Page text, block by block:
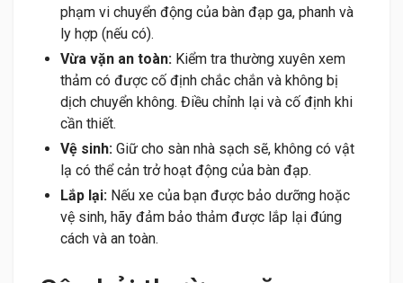
phạm vi chuyển động của bàn đạp ga, phanh và
ly hợp (nếu có).
Vừa vặn an toàn: Kiểm tra thường xuyên xem
thảm có được cố định chắc chắn và không bị
dịch chuyển không. Điều chỉnh lại và cố định khi
cần thiết.
Vệ sinh: Giữ cho sàn nhà sạch sẽ, không có vật
lạ có thể cản trở hoạt động của bàn đạp.
Lắp lại: Nếu xe của bạn được bảo dưỡng hoặc
vệ sinh, hãy đảm bảo thảm được lắp lại đúng
cách và an toàn.